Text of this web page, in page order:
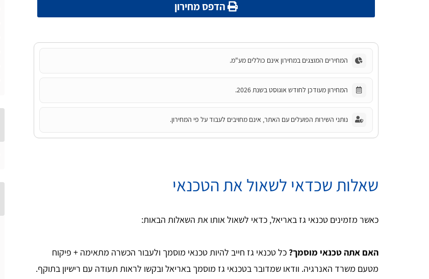
הדפס מחירון
המחירים המוצגים במחירון אינם כוללים מע"מ.
המחירון מעודכן לחודש אוגוסט בשנת 2026.
נותני השירות הפועלים עם האתר, אינם מחויבים לעבוד על פי המחירון.
שאלות שכדאי לשאול את הטכנאי
כאשר מזמינים טכנאי גז באריאל, כדאי לשאול אותו את השאלות הבאות:
האם אתה טכנאי מוסמך? כל טכנאי גז חייב להיות טכנאי מוסמך ולעבור הכשרה מתאימה + פיקוח
מטעם משרד האנרגיה. וודאו שמדובר בטכנאי גז מוסמך באריאל ובקשו לראות תעודה עם רישיון בתוקף.